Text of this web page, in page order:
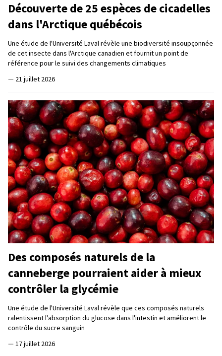
Découverte de 25 espèces de cicadelles
dans l'Arctique québécois
Une étude de l'Université Laval révèle une biodiversité insoupçonnée
de cet insecte dans l'Arctique canadien et fournit un point de
référence pour le suivi des changements climatiques
— 21 juillet 2026
Des composés naturels de la
canneberge pourraient aider à mieux
contrôler la glycémie
Une étude de l'Université Laval révèle que ces composés naturels
ralentissent l'absorption du glucose dans l'intestin et améliorent le
contrôle du sucre sanguin
— 17 juillet 2026